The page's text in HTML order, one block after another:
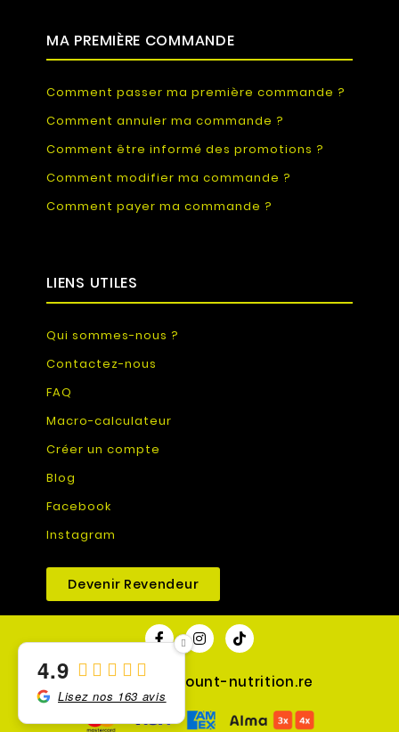
4.9
Lisez nos 163 avis
MA PREMIÈRE COMMANDE
Comment passer ma première commande ?
Comment annuler ma commande ?
Comment être informé des promotions ?
Comment modifier ma commande ?
Comment payer ma commande ?
LIENS UTILES
Qui sommes-nous ?
Contactez-nous
FAQ
Macro-calculateur
Créer un compte
Blog
Facebook
Instagram
Devenir Revendeur
© 2026 - discount-nutrition.re